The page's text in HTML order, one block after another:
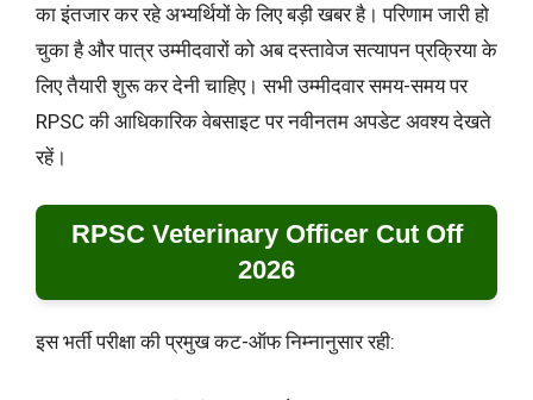
का इंतजार कर रहे अभ्यर्थियों के लिए बड़ी खबर है। परिणाम जारी हो
चुका है और पात्र उम्मीदवारों को अब दस्तावेज सत्यापन प्रक्रिया के
लिए तैयारी शुरू कर देनी चाहिए। सभी उम्मीदवार समय-समय पर
RPSC की आधिकारिक वेबसाइट पर नवीनतम अपडेट अवश्य देखते
रहें।
RPSC Veterinary Officer Cut Off
2026
इस भर्ती परीक्षा की प्रमुख कट-ऑफ निम्नानुसार रही: